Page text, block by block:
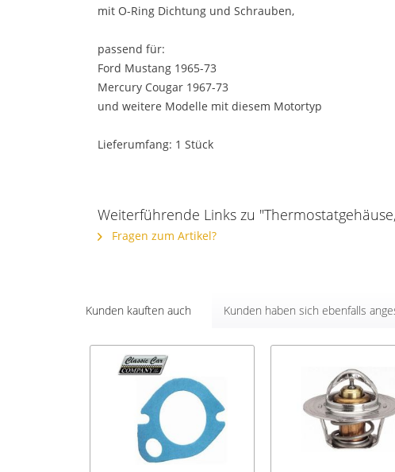
mit O-Ring Dichtung und Schrauben,
passend für:
Ford Mustang 1965-73
Mercury Cougar 1967-73
und weitere Modelle mit diesem Motortyp
Lieferumfang: 1 Stück
Weiterführende Links zu
Fragen zum Artikel?
Kunden kauften auch Kunden haben sich ebenfalls